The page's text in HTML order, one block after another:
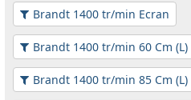
Brandt 1400 tr/min Ecran
Brandt 1400 tr/min 60 Cm (L)
Brandt 1400 tr/min 85 Cm (L)